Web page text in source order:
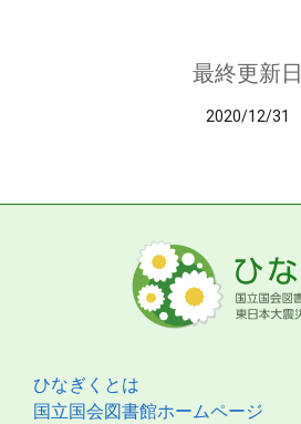
最終更新日
2020/12/31
ひなぎくとは
国立国会図書館ホームページ